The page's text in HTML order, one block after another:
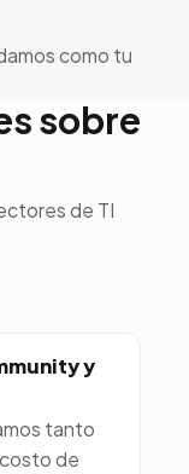
como tu
sobre
de TI
y
tanto
de